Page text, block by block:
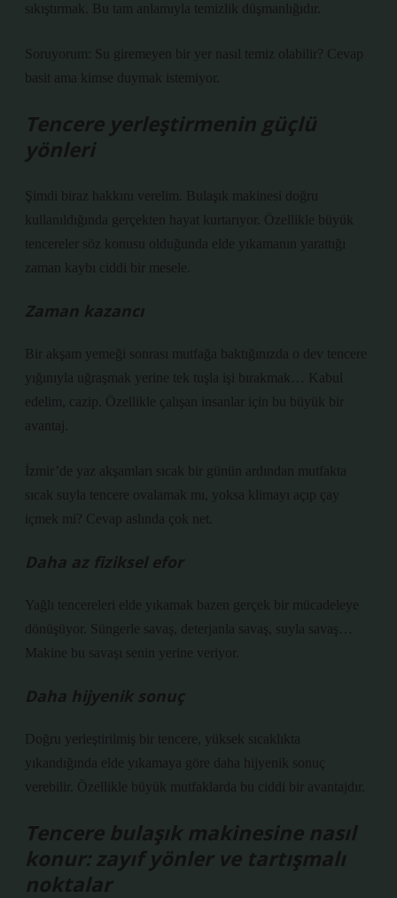
sıkıştırmak. Bu tam anlamıyla temizlik düşmanlığıdır.
Soruyorum: Su giremeyen bir yer nasıl temiz olabilir? Cevap
basit ama kimse duymak istemiyor.
Tencere yerleştirmenin güçlü
yönleri
Şimdi biraz hakkını verelim. Bulaşık makinesi doğru
kullanıldığında gerçekten hayat kurtarıyor. Özellikle büyük
tencereler söz konusu olduğunda elde yıkamanın yarattığı
zaman kaybı ciddi bir mesele.
Zaman kazancı
Bir akşam yemeği sonrası mutfağa baktığınızda o dev tencere
yığınıyla uğraşmak yerine tek tuşla işi bırakmak… Kabul
edelim, cazip. Özellikle çalışan insanlar için bu büyük bir
avantaj.
İzmir’de yaz akşamları sıcak bir günün ardından mutfakta
sıcak suyla tencere ovalamak mı, yoksa klimayı açıp çay
içmek mi? Cevap aslında çok net.
Daha az fiziksel efor
Yağlı tencereleri elde yıkamak bazen gerçek bir mücadeleye
dönüşüyor. Süngerle savaş, deterjanla savaş, suyla savaş…
Makine bu savaşı senin yerine veriyor.
Daha hijyenik sonuç
Doğru yerleştirilmiş bir tencere, yüksek sıcaklıkta
yıkandığında elde yıkamaya göre daha hijyenik sonuç
verebilir. Özellikle büyük mutfaklarda bu ciddi bir avantajdır.
Tencere bulaşık makinesine nasıl
konur: zayıf yönler ve tartışmalı
noktalar